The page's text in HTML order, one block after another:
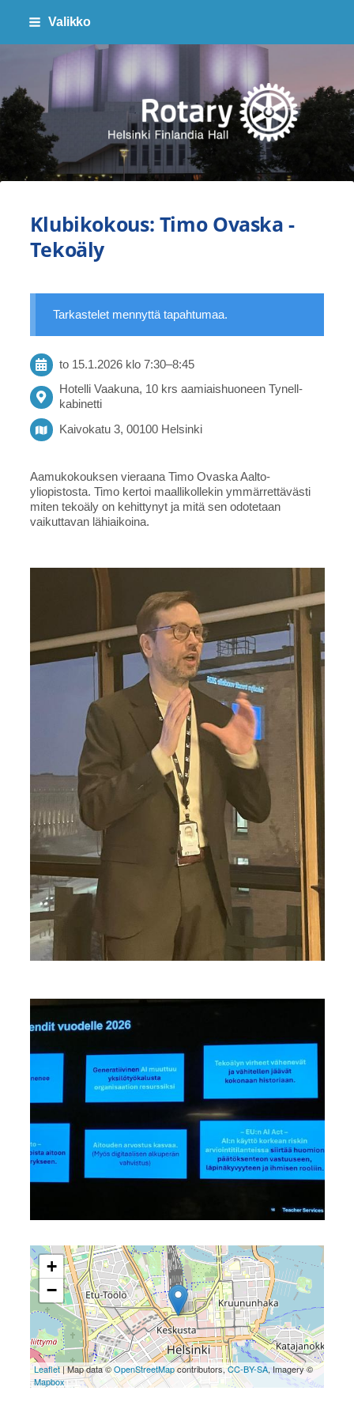
Siirry
sivun
sisältöön
Valikko
Finlandia Hall Rotaryklubi ry
Klubikokous: Timo Ovaska -
Tekoäly
Tarkastelet mennyttä tapahtumaa.
to 15.1.2026 klo 7:30–8:45
Hotelli Vaakuna, 10 krs aamiaishuoneen Tynell-
kabinetti
Kaivokatu 3, 00100 Helsinki
Aamukokouksen vieraana Timo Ovaska Aalto-
yliopistosta. Timo kertoi maallikollekin ymmärrettävästi
miten tekoäly on kehittynyt ja mitä sen odotetaan
vaikuttavan lähiaikoina.
+
−
Leaflet| Map data ©OpenStreetMapcontributors,CC-BY-SA, Imagery ©
Mapbox